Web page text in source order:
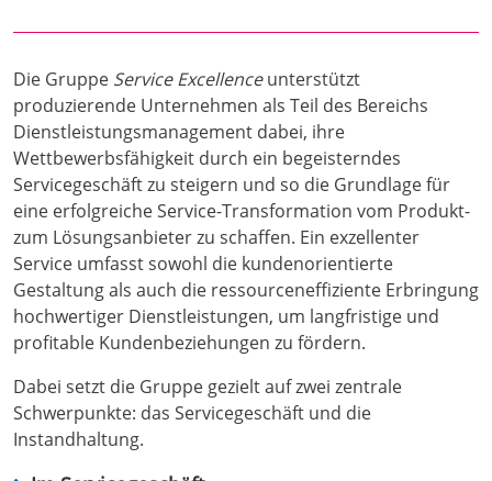
Die Gruppe Service Excellenceunterstützt
produzierende Unternehmen als Teil des Bereichs
Dienstleistungsmanagement dabei, ihre
Wettbewerbsfähigkeit durch ein begeisterndes
Servicegeschäft zu steigern und so die Grundlage für
eine erfolgreiche Service-Transformation vom Produkt-
zum Lösungsanbieter zu schaffen. Ein exzellenter
Service umfasst sowohl die kundenorientierte
Gestaltung als auch die ressourceneffiziente Erbringung
hochwertiger Dienstleistungen, um langfristige und
profitable Kundenbeziehungen zu fördern.
Dabei setzt die Gruppe gezielt auf zwei zentrale
Schwerpunkte: das Servicegeschäft und die
Instandhaltung.